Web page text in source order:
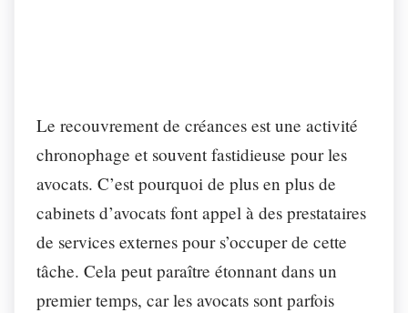
Le recouvrement de créances est une activité
chronophage et souvent fastidieuse pour les
avocats. C’est pourquoi de plus en plus de
cabinets d’avocats font appel à des prestataires
de services externes pour s’occuper de cette
tâche. Cela peut paraître étonnant dans un
premier temps, car les avocats sont parfois